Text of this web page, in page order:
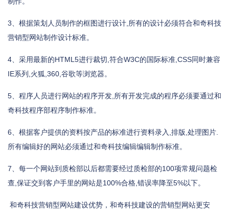
3、根据策划人员制作的框图进行设计,所有的设计必须符合和奇科技
营销型网站制作设计标准。
4、采用最新的HTML5进行裁切,符合W3C的国际标准,CSS同时兼容
IE系列,火狐,360,谷歌等浏览器。
5、程序人员进行网站的程序开发,所有开发完成的程序必须要通过和
奇科技程序部程序制作标准。
6、根据客户提供的资料按产品的标准进行资料录入,排版,处理图片.
所有编辑好的网站必须通过和奇科技编辑编辑制作标准。
7、每一个网站到质检部以后都需要经过质检部的100项常规问题检
查,保证交到客户手里的网站是100%合格,错误率降至5%以下。
和奇科技营销型网站建设优势，和奇科技建设的营销型网站更安